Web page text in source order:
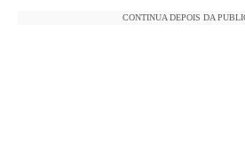
CONTINUA DEPOIS DA